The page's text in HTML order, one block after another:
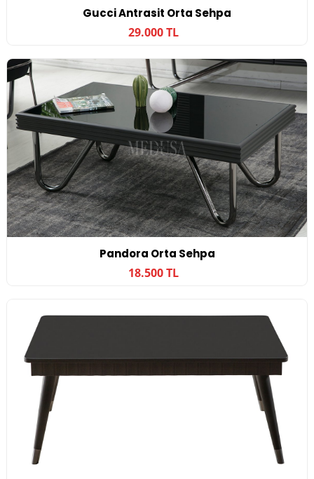
Gucci Antrasit Orta Sehpa
29.000 TL
Pandora Orta Sehpa
18.500 TL